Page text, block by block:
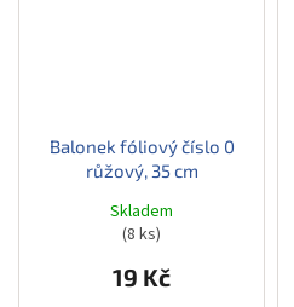
Balonek fóliový číslo 0
růžový, 35 cm
Skladem
(8 ks)
19 Kč